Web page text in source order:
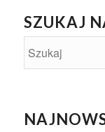
SZUKAJ